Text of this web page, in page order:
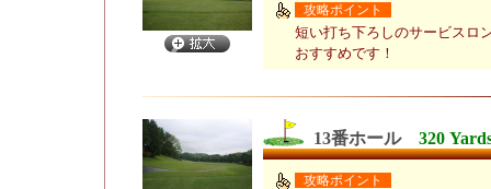
攻略ポイント
短い打ち下ろしのサービスロ
おすすめです！
13番ホール 320
攻略ポイント